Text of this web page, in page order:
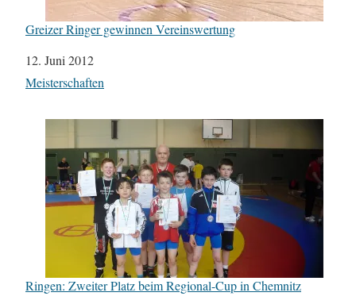
Greizer Ringer gewinnen Vereinswertung
Datum
12. Juni 2012
In Bezug auf
Meisterschaften
Ringen: Zweiter Platz beim Regional-Cup in Chemnitz